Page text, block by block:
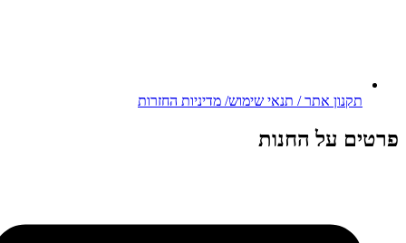
תקנון אתר / תנאי שימוש/ מדיניות החזרות
פרטים על החנות